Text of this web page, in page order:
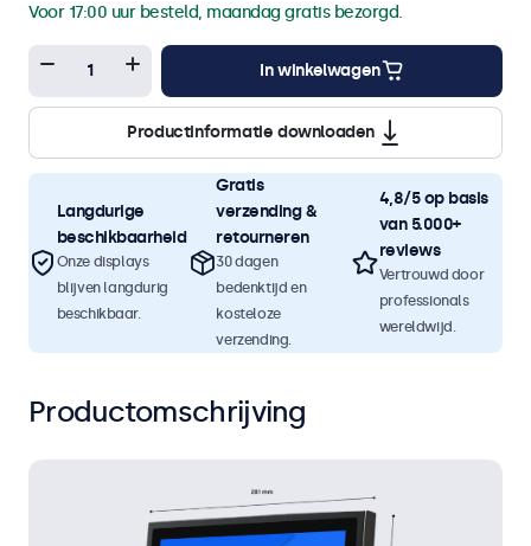
Voor 17:00 uur besteld, maandag gratis bezorgd.
In winkelwagen
Productinformatie downloaden
Langdurige
beschikbaarheid
Onze displays
blijven langdurig
beschikbaar.
Gratis
verzending &
retourneren
30 dagen
bedenktijd en
kosteloze
verzending.
4,8/5 op basis
van 5.000+
reviews
Vertrouwd door
professionals
wereldwijd.
Productomschrijving